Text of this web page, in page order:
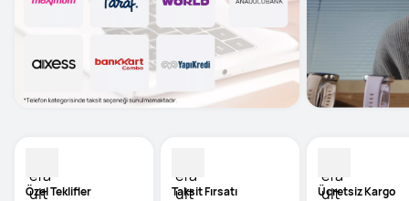
Özel Teklifler Taksit Fırsatı Ücretsiz Kargo